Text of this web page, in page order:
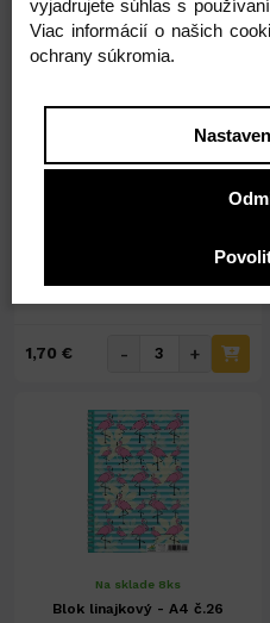
Na sklade 8ks
1,38 € ( bez DPH )
1,70 € - +
Na sklade 8ks
Blok linajkový - A4 č.26
vyjadrujete súhlas s
Viac informácií o našich
ochrany súkromia.